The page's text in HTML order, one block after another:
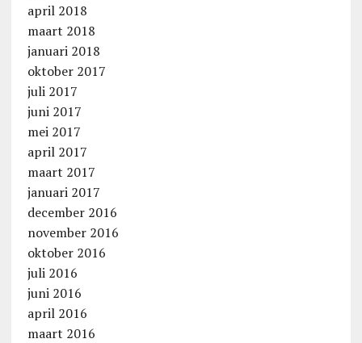
april 2018
maart 2018
januari 2018
oktober 2017
juli 2017
juni 2017
mei 2017
april 2017
maart 2017
januari 2017
december 2016
november 2016
oktober 2016
juli 2016
juni 2016
april 2016
maart 2016